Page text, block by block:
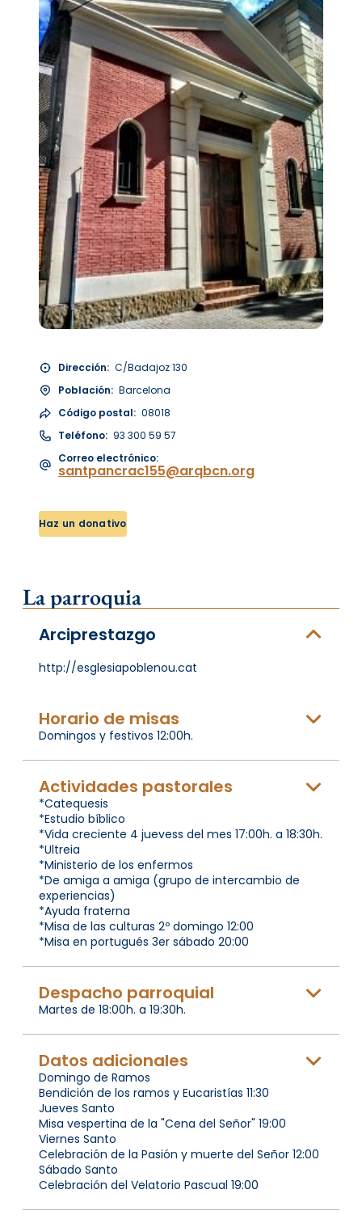
Dirección: C/Badajoz 130
Población: Barcelona
Código postal: 08018
Teléfono: 93 300 59 57
Correo electrónico:
santpancrac155@arqbcn.org
Haz un donativo
La parroquia
Arciprestazgo
http://esglesiapoblenou.cat
Horario de misas
Domingos y festivos 12:00h.
Actividades pastorales
*Catequesis
*Estudio bíblico
*Vida creciente 4 juevess del mes 17:00h. a 18:30h.
*Ultreia
*Ministerio de los enfermos
*De amiga a amiga (grupo de intercambio de
experiencias)
*Ayuda fraterna
*Misa de las culturas 2º domingo 12:00
*Misa en portugués 3er sábado 20:00
Despacho parroquial
Martes de 18:00h. a 19:30h.
Datos adicionales
Domingo de Ramos
Bendición de los ramos y Eucaristías 11:30
Jueves Santo
Misa vespertina de la "Cena del Señor" 19:00
Viernes Santo
Celebración de la Pasión y muerte del Señor 12:00
Sábado Santo
Celebración del Velatorio Pascual 19:00